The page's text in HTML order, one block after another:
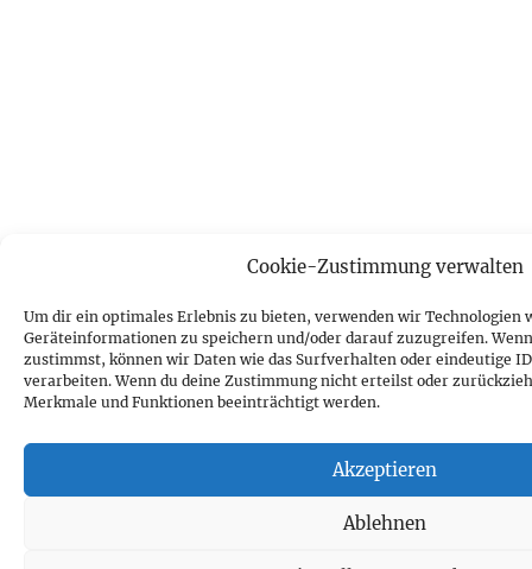
Cookie-Zustimmung verwalten
Um dir ein optimales Erlebnis zu bieten, verwenden wir Technologien
Geräteinformationen zu speichern und/oder darauf zuzugreifen.
zustimmst, können wir Daten wie das Surfverhalten oder eindeutige
verarbeiten. Wenn du deine Zustimmung nicht erteilst oder
Merkmale und Funktionen beeinträchtigt werden.
Akzeptieren
Ablehnen